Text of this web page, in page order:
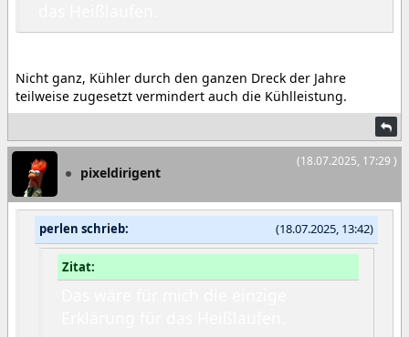
Nicht ganz, Kühler durch den ganzen Dreck der Jahre
teilweise zugesetzt vermindert auch die Kühlleistung.
(18.07.2025, 17:29 )
pixeldirigent
(18.07.2025, 13:42)
perlen schrieb:
Zitat: